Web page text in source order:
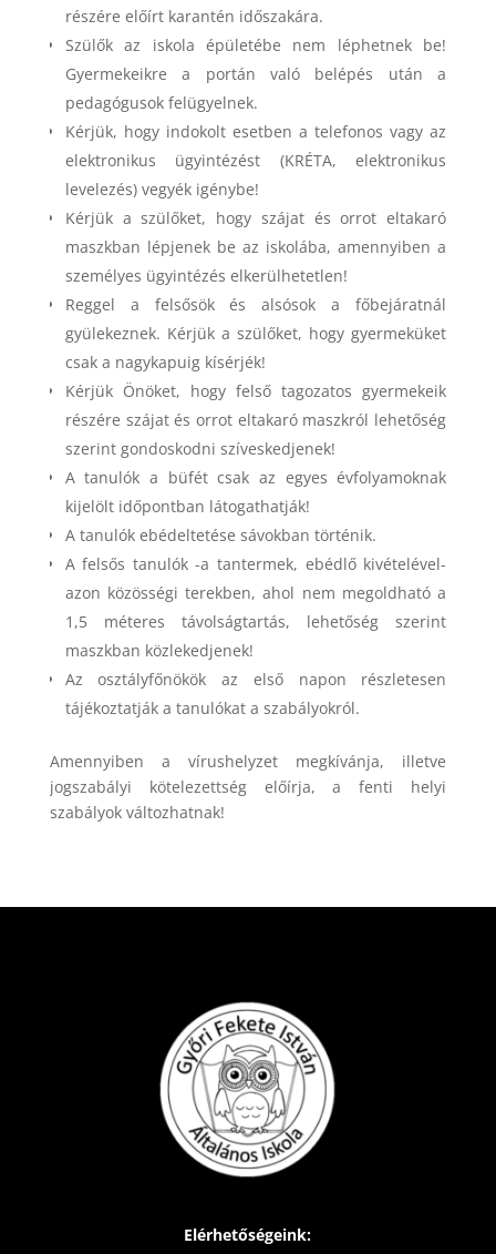
részére előírt karantén időszakára.
Szülők az iskola épületébe nem léphetnek be!
Gyermekeikre a portán való belépés után a
pedagógusok felügyelnek.
Kérjük, hogy indokolt esetben a telefonos vagy az
elektronikus ügyintézést (KRÉTA, elektronikus
levelezés) vegyék igénybe!
Kérjük a szülőket, hogy szájat és orrot eltakaró
maszkban lépjenek be az iskolába, amennyiben a
személyes ügyintézés elkerülhetetlen!
Reggel a felsősök és alsósok a főbejáratnál
gyülekeznek. Kérjük a szülőket, hogy gyermeküket
csak a nagykapuig kísérjék!
Kérjük Önöket, hogy felső tagozatos gyermekeik
részére szájat és orrot eltakaró maszkról lehetőség
szerint gondoskodni szíveskedjenek!
A tanulók a büfét csak az egyes évfolyamoknak
kijelölt időpontban látogathatják!
A tanulók ebédeltetése sávokban történik.
A felsős tanulók -a tantermek, ebédlő kivételével-
azon közösségi terekben, ahol nem megoldható a
1,5 méteres távolságtartás, lehetőség szerint
maszkban közlekedjenek!
Az osztályfőnökök az első napon részletesen
tájékoztatják a tanulókat a szabályokról.
Amennyiben a vírushelyzet megkívánja, illetve
jogszabályi kötelezettség előírja, a fenti helyi
szabályok változhatnak!
Elérhetőségeink: